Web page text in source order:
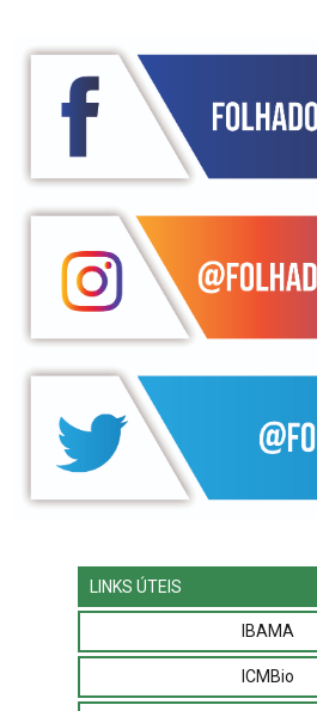
LINKS ÚTEIS
IBAMA
ICMBio